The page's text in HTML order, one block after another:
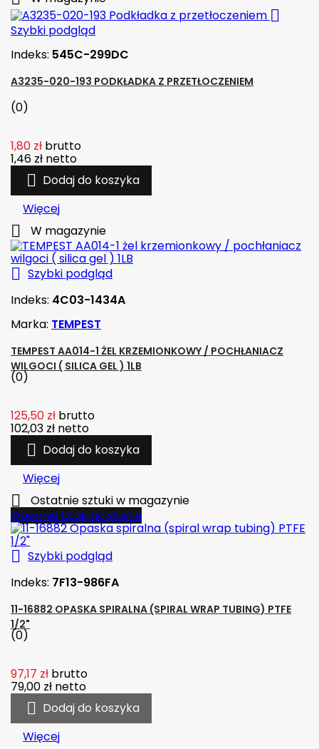

Szybki podgląd
Indeks: 545C-299DC
A3235-020-193 PODKŁADKA Z PRZETŁOCZENIEM
(0)
1,80 zł brutto
1,46 zł netto
 Dodaj do koszyka
Więcej
 W magazynie
 Szybki podgląd
Indeks: 4C03-1434A
Marka: TEMPEST
TEMPEST AA014-1 ŻEL KRZEMIONKOWY / POCHŁANIACZ
WILGOCI ( SILICA GEL ) 1LB
(0)
125,50 zł brutto
102,03 zł netto
 Dodaj do koszyka
Więcej

Ostatnie sztuki w magazynie
Obecnie brak na stanie
 Szybki podgląd
Indeks: 7F13-986FA
11-16882 OPASKA SPIRALNA (SPIRAL WRAP TUBING) PTFE
1/2"
(0)
97,17 zł brutto
79,00 zł netto
 Dodaj do koszyka
Więcej